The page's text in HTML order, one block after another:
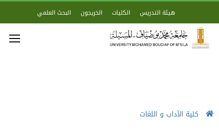
هيئة التدريس الكليات الخريجون البحث العلمي
كلية الآداب و اللغات